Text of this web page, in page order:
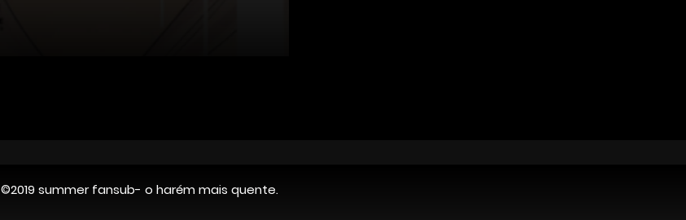
©2019 summer fansub- o harém mais quente.